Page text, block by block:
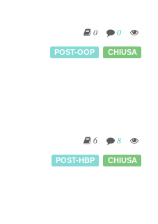
0 0
POST-OOP CHIUSA
6 8
POST-HBP CHIUSA